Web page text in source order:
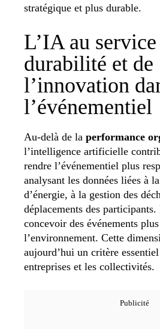
stratégique et plus durable.
L’IA au
durabilité et de
l’innovation
l’événementiel
Au-delà de la performance
l’intelligence artificielle
rendre l’événementiel plus
analysant les données liées à
d’énergie, à la gestion des
déplacements des
concevoir des événements
l’environnement. Cette
aujourd’hui un critère
entreprises et les collectivités.